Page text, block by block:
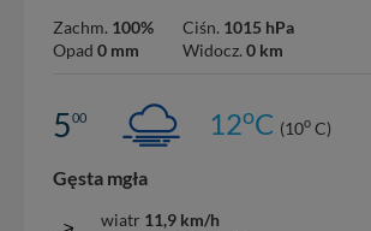
Zachm. 100%
Opad 0 mm
Ciśn. 1015 hPa
Widocz. 0 km
500 12oC (10o C)
Gęsta mgła
wiatr 11,9 km/h